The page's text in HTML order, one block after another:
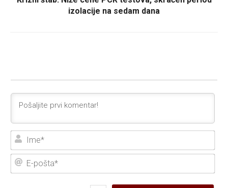
izolacije na sedam dana
E-